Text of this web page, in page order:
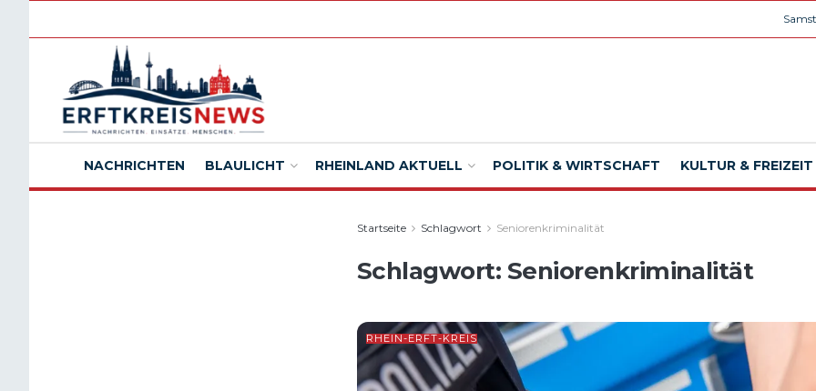
NACHRICHTEN BLAULICHT RHEINLAND AKTUELL POLITIK & WIRTSCHAFT KULTUR & FREIZEIT
Startseite Schlagwort Seniorenkriminalität
Schlagwort: Seniorenkriminalität
RHEIN-ERFT-KREIS